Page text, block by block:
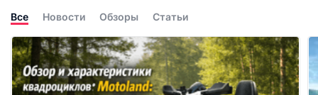
Все Новости Обзоры Статьи